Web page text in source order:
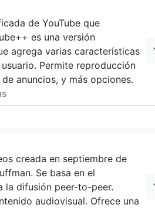
de YouTube que
es una versión
agrega varias características
Permite reproducción
anuncios, y más opciones.
creada en septiembre de
Se basa en el
la difusión peer-to-peer.
audiovisual. Ofrece una